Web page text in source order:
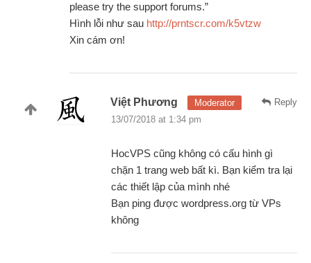
please try the support forums.”
Hình lỗi như sau http://prntscr.com/k5vtzw
Xin cám ơn!
Reply
Việt Phương
Moderator
13/07/2018 at 1:34 pm
HocVPS cũng không có cấu hình gì
chặn 1 trang web bất kì. Bạn kiểm tra lại
các thiết lập của mình nhé
Bạn ping được wordpress.org từ VPs
không